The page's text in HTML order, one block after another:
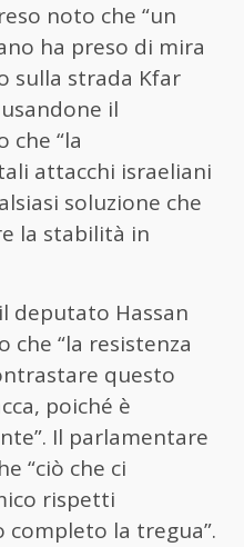
noto che “un
ha preso di mira
sulla strada Kfar
il
che “la
attacchi israeliani
soluzione che
la stabilità in
deputato Hassan
che “la resistenza
questo
poiché è
Il parlamentare
“ciò che ci
rispetti
la tregua”.